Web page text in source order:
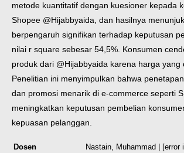
metode kuantitatif dengan kuesioner kepada
Shopee @Hijabbyaida, dan hasilnya
berpengaruh signifikan terhadap keputusan
nilai r square sebesar 54,5%. Konsumen
produk dari @Hijabbyaida karena harga yang
Penelitian ini menyimpulkan bahwa
dan promosi menarik di e-commerce seperti
meningkatkan keputusan pembelian
kepuasan pelanggan.
Dosen
Nastain, Muhammad | [error